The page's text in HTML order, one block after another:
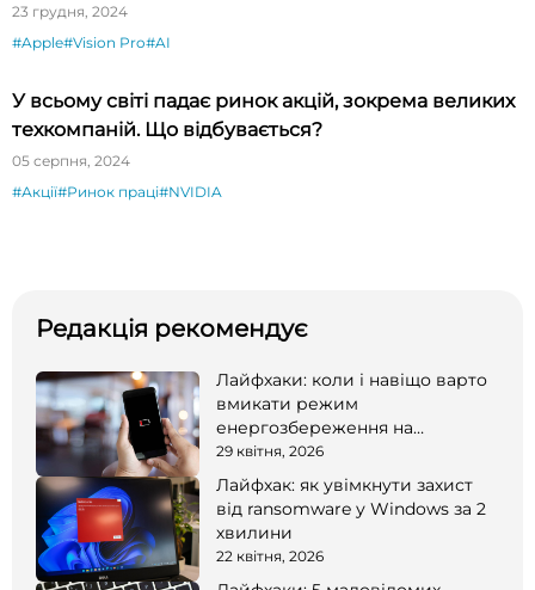
23 грудня, 2024
#Apple#Vision Pro#AI
У всьому світі падає ринок акцій, зокрема великих
техкомпаній. Що відбувається?
05 серпня, 2024
#Акції#Ринок праці#NVIDIA
Редакція рекомендує
Лайфхаки: коли і навіщо варто
вмикати режим
енергозбереження на
смартфоні
29 квітня, 2026
Лайфхак: як увімкнути захист
від ransomware у Windows за 2
хвилини
22 квітня, 2026